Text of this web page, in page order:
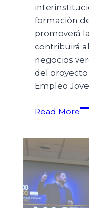
formación
promoverá
contribuirá
negocios
del proyecto
Empleo
Read More